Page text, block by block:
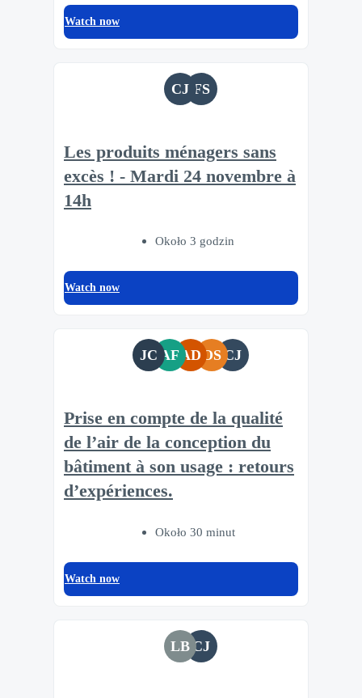
Watch now
CJ FS
Les produits ménagers sans
excès ! - Mardi 24 novembre à
14h
Około 3 godzin
Watch now
JC AF AD OS CJ
Prise en compte de la qualité
de l’air de la conception du
bâtiment à son usage : retours
d’expériences.
Około 30 minut
Watch now
LB CJ